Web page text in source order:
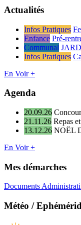
Actualités
Infos Pratiques
Enfance Pré-
Communal
Infos Pratiques
En Voir +
Agenda
20.09.26
21.11.26 Repas
13.12.26 NOËL
En Voir +
Mes démarches
Documents
Météo /